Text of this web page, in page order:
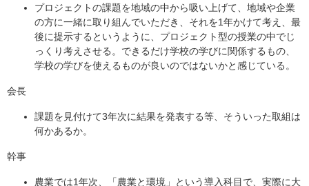
プロジェクトの課題を地域の中から吸い上げて、地域や企業
の方に一緒に取り組んでいただき、それを1年かけて考え、最
後に提示するというように、プロジェクト型の授業の中でじ
っくり考えさせる。できるだけ学校の学びに関係するもの、
学校の学びを使えるものが良いのではないかと感じている。
会長
課題を見付けて3年次に結果を発表する等、そういった取組は
何かあるか。
幹事
農業では1年次、「農業と環境」という導入科目で、実際に大